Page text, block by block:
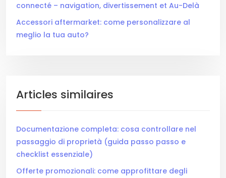
connecté – navigation, divertissement et Au-Delà
Accessori aftermarket: come personalizzare al
meglio la tua auto?
Articles similaires
Documentazione completa: cosa controllare nel
passaggio di proprietà (guida passo passo e
checklist essenziale)
Offerte promozionali: come approfittare degli